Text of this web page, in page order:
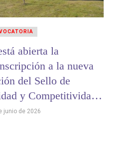
abierta la
a la nueva
del Sello de
y Competitividad
junio de 2026